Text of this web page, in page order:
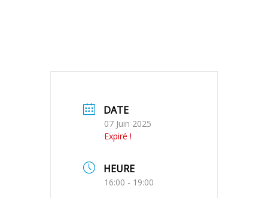
DATE
07 Juin 2025
Expiré !
HEURE
16:00 - 19:00